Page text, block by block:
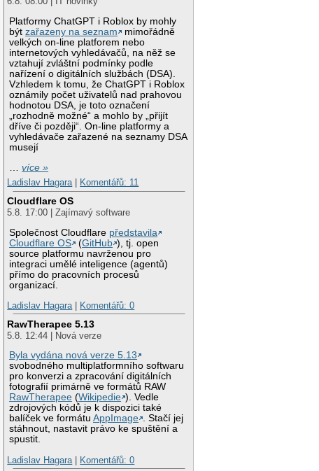
Platformy ChatGPT i Roblox by mohly
býtzařazeny na seznam
mimořádně
velkých on-line platforem nebo
internetových vyhledávačů, na něž se
vztahují zvláštní podmínky podle
nařízení o digitálních službách (DSA).
Vzhledem k tomu, že ChatGPT i Roblox
oznámily počet uživatelů nad prahovou
hodnotou DSA, je toto označení
„rozhodně možné“ a mohlo by „přijít
dříve či později“. On-line platformy a
vyhledávače zařazené na seznamy DSA
musejí
…více »
Ladislav Hagara| Komentářů: 11
Cloudflare OS
5.8. 17:00 | Zajímavý software
Společnost Cloudflare představila
Cloudflare OS
(GitHub ), tj. open
source platformu navrženou pro
integraci umělé inteligence (agentů)
přímo do pracovních procesů
organizací.
Ladislav Hagara| Komentářů: 0
RawTherapee 5.13
5.8. 12:44 | Nová verze
Byla vydána nová verze 5.13
svobodného multiplatformního softwaru
pro konverzi a zpracování digitálních
fotografií primárně ve formátů RAW
RawTherapee (Wikipedie ). Vedle
zdrojových kódů je k dispozici také
balíček ve formátuAppImage . Stačí jej
stáhnout, nastavit právo ke spuštění a
spustit.
Ladislav Hagara| Komentářů: 0